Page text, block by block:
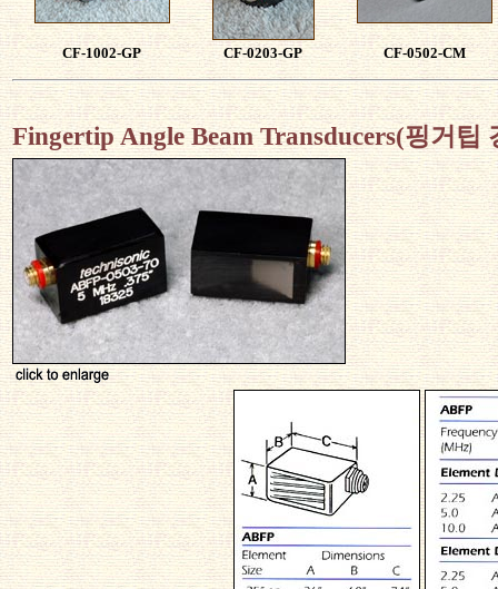
CF-1002-GP CF-0203-GP CF-0502-CM
Fingertip Angle Beam Transducers(핑거팁